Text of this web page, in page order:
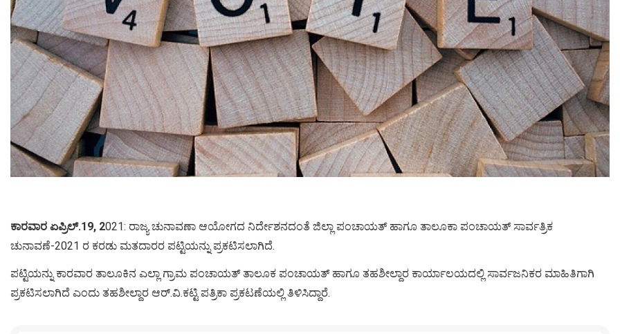
ಕಾರವಾರ ಏಪ್ರಿಲ್.19, 2021: ರಾಜ್ಯ ಚುನಾವಣಾ ಆಯೋಗದ ನಿರ್ದೇಶನದಂತೆ ಜಿಲ್ಲಾ ಪಂಚಾಯತ್ ಹಾಗೂ ತಾಲೂಕಾ ಪಂಚಾಯತ್ ಸಾರ್ವತ್ರಿಕ
ಚುನಾವಣೆ-2021 ರ ಕರಡು ಮತದಾರರ ಪಟ್ಟಿಯನ್ನು ಪ್ರಕಟಿಸಲಾಗಿದೆ.
ಪಟ್ಟಿಯನ್ನು ಕಾರವಾರ ತಾಲೂಕಿನ ಎಲ್ಲಾ ಗ್ರಾಮ ಪಂಚಾಯತ್ ತಾಲೂಕ ಪಂಚಾಯತ್ ಹಾಗೂ ತಹಶೀಲ್ದಾರ ಕಾರ್ಯಾಲಯದಲ್ಲಿ ಸಾರ್ವಜನಿಕರ ಮಾಹಿತಿಗಾಗಿ
ಪ್ರಕಟಿಸಲಾಗಿದೆ ಎಂದು ತಹಶೀಲ್ದಾರ ಆರ್.ವಿ.ಕಟ್ಟಿ ಪತ್ರಿಕಾ ಪ್ರಕಟಣೆಯಲ್ಲಿ ತಿಳಿಸಿದ್ದಾರೆ.